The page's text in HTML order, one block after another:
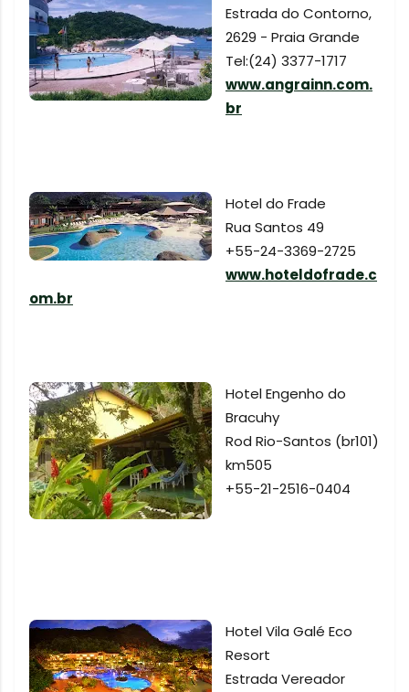
Estrada do Contorno,
2629 - Praia Grande
Tel:(24) 3377-1717
www.angrainn.com.
br
Hotel do Frade
Rua Santos 49
+55-24-3369-2725
www.hoteldofrade.c
om.br
Hotel Engenho do
Bracuhy
Rod Rio-Santos (br101)
km505
+55-21-2516-0404
Hotel Vila Galé Eco
Resort
Estrada Vereador